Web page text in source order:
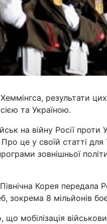
результати
та Україною.
на війну Росії
Про це у своїй статті
зовнішньої
Корея передала
зокрема 8 мільйонів
що мобілізація